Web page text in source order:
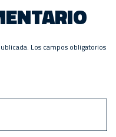
Los campos obligatorios